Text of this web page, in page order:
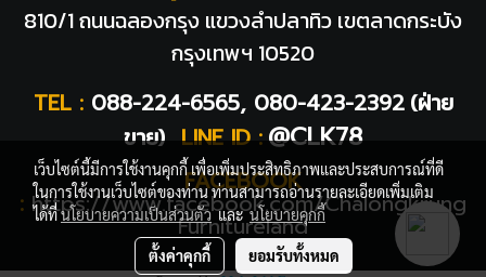
810/1 ถนนฉลองกรุง แขวงลำปลาทิว เขตลาดกระบัง
กรุงเทพฯ 10520
TEL : 088-224-6565, 080-423-2392 (ฝ่าย
ขาย) LINE ID : @CLK78
FACEBOOK
: https://www.facebook.com/Chalongkrung
Furnitureland
เว็บไซต์นี้มีการใช้งานคุกกี้ เพื่อเพิ่มประสิทธิภาพและประสบการณ์ที่ดี
ในการใช้งานเว็บไซต์ของท่าน ท่านสามารถอ่านรายละเอียดเพิ่มเติม
ได้ที่นโยบายความเป็นส่วนตัวและนโยบายคุกกี้
ตั้งค่าคุกกี้ ยอมรับทั้งหมด